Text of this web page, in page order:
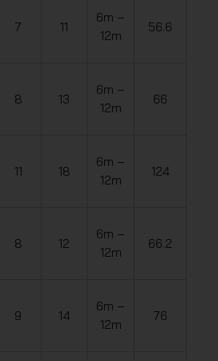
7 11
6m –
12m
56.6
8 13
6m –
12m
66
11 18
6m –
12m
124
8 12
6m –
12m
66.2
9 14
6m –
12m
76